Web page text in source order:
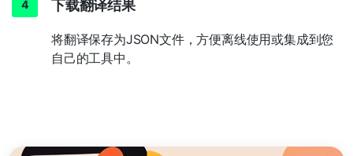
下载翻译结果
将翻译保存为JSON文件，方便离线使用或集成到您
自己的工具中。